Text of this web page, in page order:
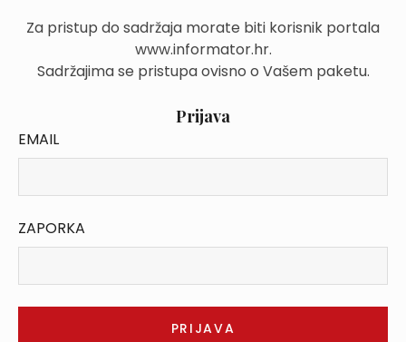
Za pristup do sadržaja morate biti korisnik portala
www.informator.hr.
Sadržajima se pristupa ovisno o Vašem paketu.
Prijava
EMAIL
ZAPORKA